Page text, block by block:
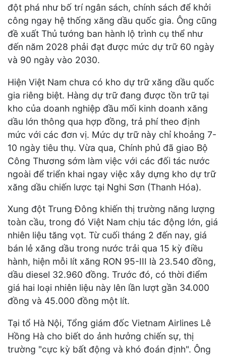
đột phá như bố trí ngân sách, chính sách để khởi
công ngay hệ thống xăng dầu quốc gia. Ông cũng
đề xuất Thủ tướng ban hành lộ trình cụ thể như
đến năm 2028 phải đạt được mức dự trữ 60 ngày
và 90 ngày vào 2030.
Hiện Việt Nam chưa có kho dự trữ xăng dầu quốc
gia riêng biệt. Hàng dự trữ đang được tồn trữ tại
kho của doanh nghiệp đầu mối kinh doanh xăng
dầu lớn thông qua hợp đồng, trả phí theo định
mức với các đơn vị. Mức dự trữ này chỉ khoảng 7-
10 ngày tiêu thụ. Vừa qua, Chính phủ đã giao Bộ
Công Thương sớm làm việc với các đối tác nước
ngoài để triển khai ngay việc xây dựng kho dự trữ
xăng dầu chiến lược tại Nghi Sơn (Thanh Hóa).
Xung đột Trung Đông khiến thị trường năng lượng
toàn cầu, trong đó Việt Nam chịu tác động lớn, giá
nhiên liệu tăng vọt. Từ cuối tháng 2 đến nay, giá
bán lẻ xăng dầu trong nước trải qua 15 kỳ điều
hành, hiện mỗi lít xăng RON 95-III là 23.540 đồng,
dầu diesel 32.960 đồng. Trước đó, có thời điểm
giá hai loại nhiên liệu này lên lần lượt gần 34.000
đồng và 45.000 đồng một lít.
Tại tổ Hà Nội, Tổng giám đốc Vietnam Airlines Lê
Hồng Hà cho biết do ảnh hưởng chiến sự, thị
trường "cực kỳ bất động và khó đoán định". Ông